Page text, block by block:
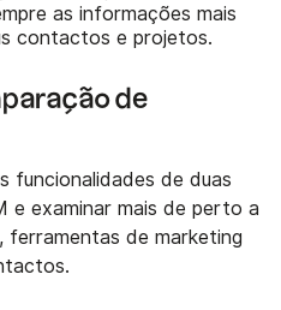
as informações mais
contactos e projetos.
de
funcionalidades de duas
e examinar mais de perto a
ferramentas de marketing